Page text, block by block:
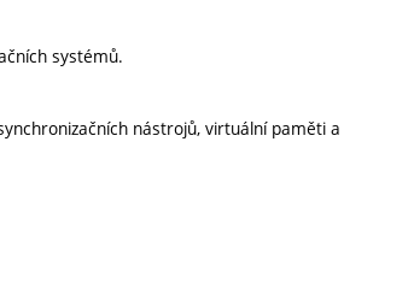
systémů.
nástrojů, virtuální paměti a